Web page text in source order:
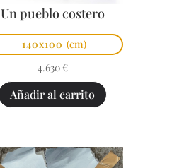
Un pueblo costero
140x100 (cm)
4.630 €
Añadir al carrito